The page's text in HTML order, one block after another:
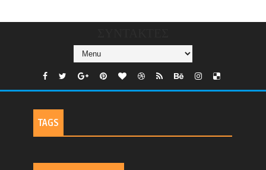
TAGS